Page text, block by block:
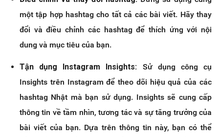
một tập hợp hashtag cho tất cả các bài viết. Hãy thay
đổi và điều chỉnh các hashtag để thích ứng với nội
dung và mục tiêu của bạn.
Tận dụng Instagram Insights: Sử dụng công cụ
Insights trên Instagram để theo dõi hiệu quả của các
hashtag Nhật mà bạn sử dụng. Insights sẽ cung cấp
thông tin về tầm nhìn, tương tác và sự tăng trưởng của
bài viết của bạn. Dựa trên thông tin này, bạn có thể